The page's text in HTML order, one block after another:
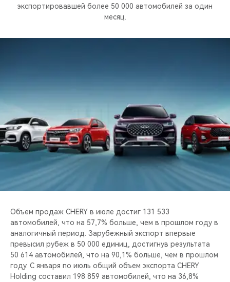
ПОДДЕРЖКА
CHERY В СОЦСЕТЯХ
CHERY И СПОРТ
НАШИ МЕРОПРИЯТИЯ
ВИДЕООБЗОРЫ
экспортировавшей более 50 000 автомобилей за один
месяц.
Объем продаж CHERY в июле достиг 131 533
автомобилей, что на 57,7% больше, чем в прошлом году в
аналогичный период. Зарубежный экспорт впервые
превысил рубеж в 50 000 единиц, достигнув результата
50 614 автомобилей, что на 90,1% больше, чем в прошлом
году. С января по июль общий объем экспорта CHERY
Holding составил 198 859 автомобилей, что на 36,8%